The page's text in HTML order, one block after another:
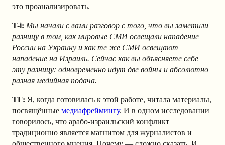
это проанализировать.
T-i: Мы начали с вами разговор с того, что вы заметили
разницу в том, как мировые СМИ освещали нападение
России на Украину и как те же СМИ освещают
нападение на Израиль. Сейчас как вы объясняете себе
эту разницу: одновременно идут две войны и абсолютно
разная медийная подача.
ТГ: Я, когда готовилась к этой работе, читала материалы,
посвящённые медиафреймингу. И в одном исследовании
говорилось, что арабо-израильский конфликт
традиционно является магнитом для журналистов и